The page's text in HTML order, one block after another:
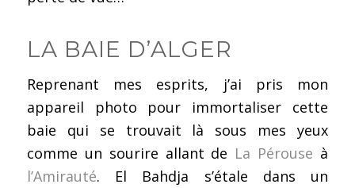
LA BAIE D’ALGER
Reprenant mes esprits, j’ai pris mon
appareil photo pour immortaliser cette
baie qui se trouvait là sous mes yeux
comme un sourire allant de La Pérouse à
l’Amirauté. El Bahdja s’étale dans un